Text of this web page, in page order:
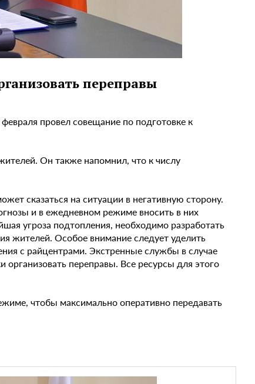
переправы
провел совещание по подготовке к
Он также напомнил, что к числу
сказаться на ситуации в негативную сторону.
и в ежедневном режиме вносить в них
угроза подтопления, необходимо разработать
жителей. Особое внимание следует уделить
с райцентрами. Экстренные службы в случае
переправы. Все ресурсы для этого
чтобы максимально оперативно передавать